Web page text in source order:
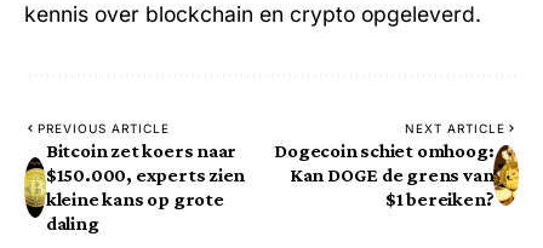
kennis over blockchain en crypto opgeleverd.
PREVIOUS ARTICLE
Bitcoin zet koers naar
$150.000, experts zien
kleine kans op grote
daling
NEXT ARTICLE
Dogecoin schiet omhoog:
Kan DOGE de grens van
$1 bereiken?